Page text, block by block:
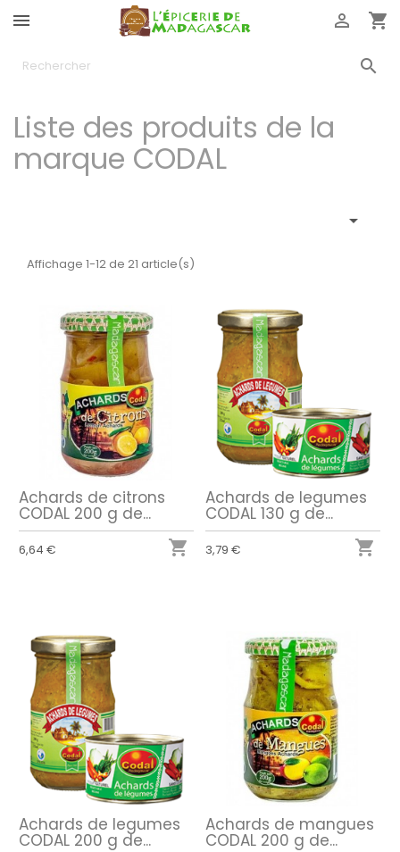
 


Liste des produits de la
marque CODAL

Affichage 1-12 de 21 article(s)
Achards de citrons
CODAL 200 g de...
6,64 € 
Achards de legumes
CODAL 130 g de...
3,79 € 
Achards de legumes
CODAL 200 g de...
Achards de mangues
CODAL 200 g de...